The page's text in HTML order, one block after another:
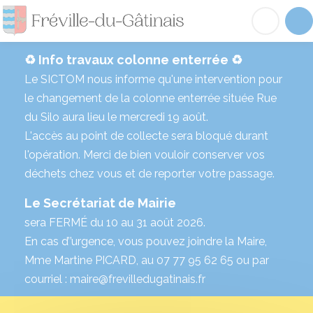
Fréville-du-
♻️ Info travaux colonne enterrée ♻️
Le SICTOM nous informe qu'une intervention pour
le changement de la colonne enterrée située Rue
du Silo aura lieu le mercredi 19 août.
L'accès au point de collecte sera bloqué durant
l'opération. Merci de bien vouloir conserver vos
déchets chez vous et de reporter votre passage.
Le Secrétariat de Mairie
sera FERMÉ du 10 au 31 août 2026.
En cas d’’urgence, vous pouvez joindre la Maire,
Mme Martine PICARD, au 07 77 95 62 65 ou par
courriel : maire@frevilledugatinais.fr